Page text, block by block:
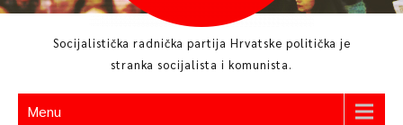
Socijalistička radnička partija Hrvatske politička je
stranka socijalista i komunista.
Menu